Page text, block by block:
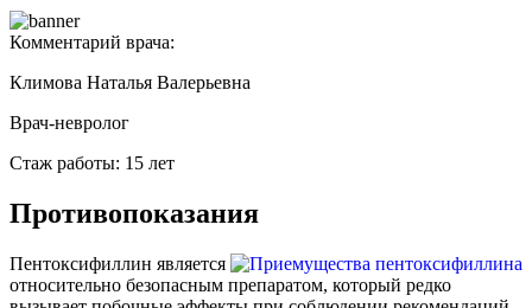
Комментарий врача:
Климова Наталья Валерьевна
Врач-невролог
Стаж работы: 15 лет
Противопоказания
Пентоксифиллин является
относительно безопасным препаратом, который редко